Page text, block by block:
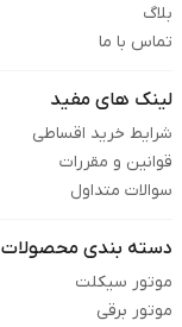
بلاگ
تماس با ما
لینک های مفید
شرایط خرید اقساطی
قوانین و مقررات
سوالات متداول
دسته بندی محصولات
موتور سیکلت
موتور برقی